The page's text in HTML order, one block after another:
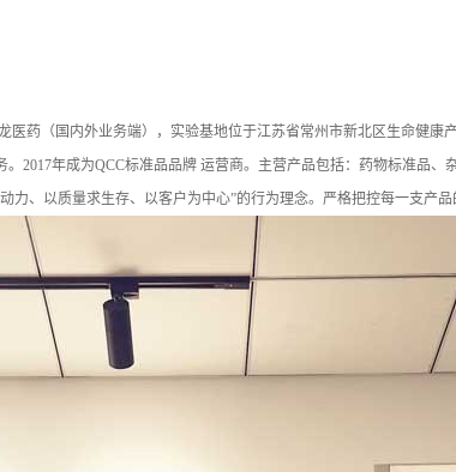
药（国内外业务端），实验基地位于江苏省常州市新北区生命健
2017年成为QCC标准品品牌 运营商。主营产品包括：药物标准品
、以质量求生存、以客户为中心”的行为理念。严格把控每一支产